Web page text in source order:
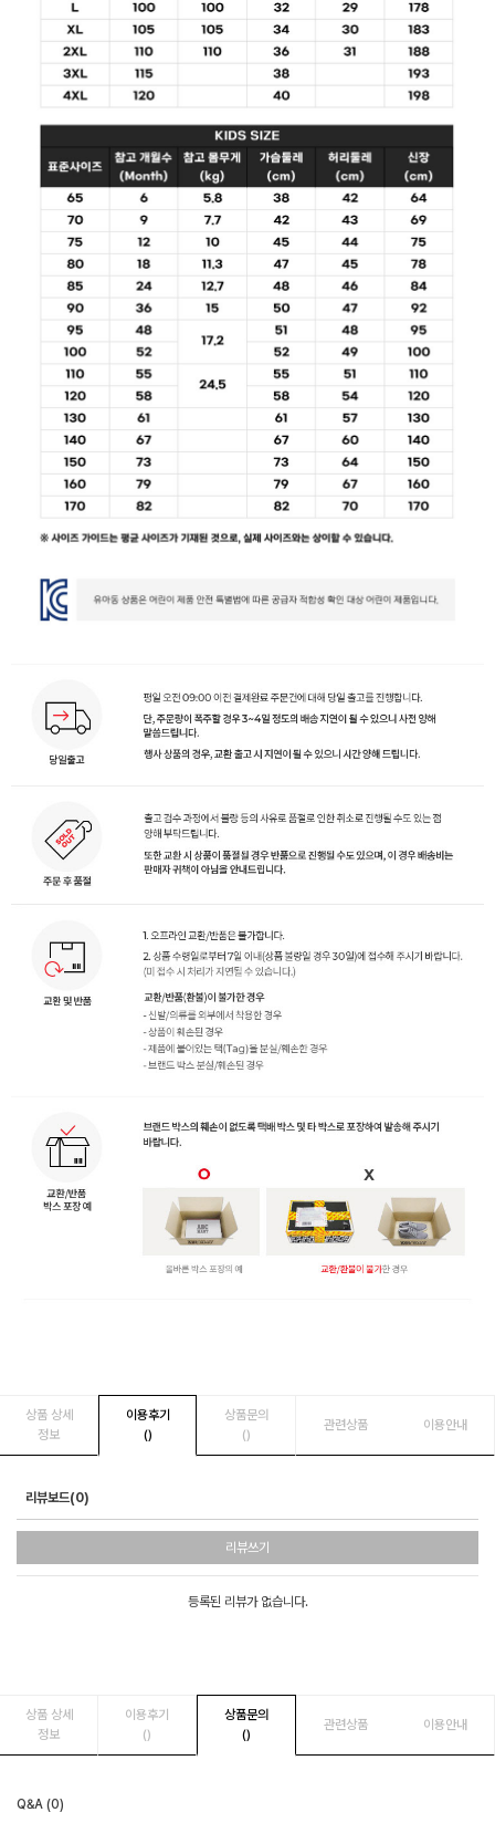
상품 상세
정보
이용후기
()
상품문의
()
관련상품 이용안내
리뷰보드(0)
리뷰쓰기
등록된 리뷰가 없습니다.
상품 상세
정보
이용후기
()
상품문의
()
관련상품 이용안내
Q&A (0)